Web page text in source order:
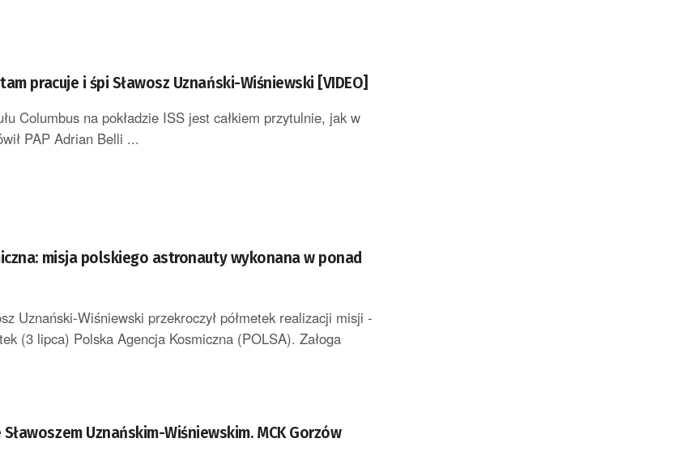
pracuje i śpi Sławosz Uznański-Wiśniewski [VIDEO]
Columbus na pokładzie ISS jest całkiem przytulnie, jak w
PAP Adrian Belli ...
misja polskiego astronauty wykonana w ponad
Uznański-Wiśniewski przekroczył półmetek realizacji misji -
(3 lipca) Polska Agencja Kosmiczna (POLSA). Załoga
Uznańskim-Wiśniewskim. MCK Gorzów